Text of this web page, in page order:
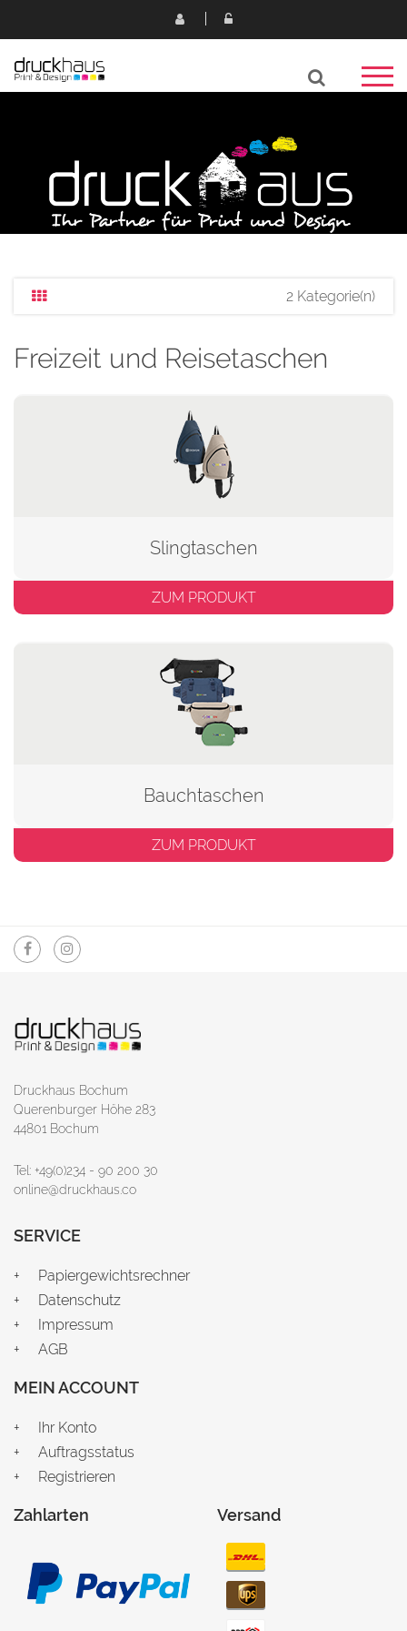
2 Kategorie(n)
Freizeit und Reisetaschen
Slingtaschen
ZUM PRODUKT
Bauchtaschen
ZUM PRODUKT
Druckhaus Bochum
Querenburger Höhe 283
44801 Bochum
Tel: +49(0)234 - 90 200 30
online@druckhaus.co
SERVICE
Papiergewichtsrechner
Datenschutz
Impressum
AGB
MEIN ACCOUNT
Ihr Konto
Auftragsstatus
Registrieren
Zahlarten Versand